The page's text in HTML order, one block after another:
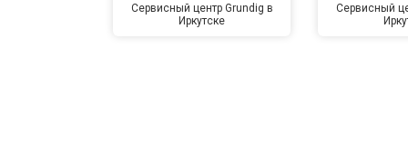
Сервисный центр Grundig в
Иркутске
Сервисный